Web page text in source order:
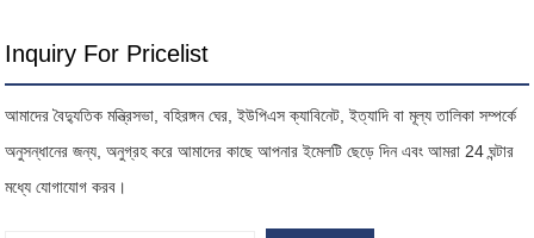
Inquiry For Pricelist
আমাদের বৈদ্যুতিক মন্ত্রিসভা, বহিরঙ্গন ঘের, ইউপিএস ক্যাবিনেট, ইত্যাদি বা মূল্য তালিকা সম্পর্কে
অনুসন্ধানের জন্য, অনুগ্রহ করে আমাদের কাছে আপনার ইমেলটি ছেড়ে দিন এবং আমরা 24 ঘন্টার
মধ্যে যোগাযোগ করব।